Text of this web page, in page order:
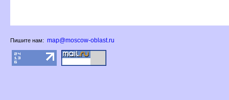
Пишите нам: map@moscow-oblast.ru